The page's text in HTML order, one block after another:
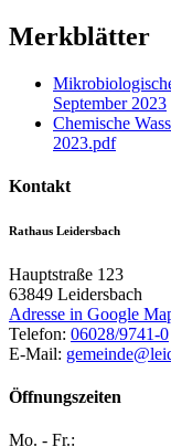
Merkblätter
September 2023
Chemische
2023.pdf
Kontakt
Rathaus Leidersbach
Hauptstraße 123
63849 Leidersbach
Adresse in Google
Telefon: 06028/9741-0
E-Mail:
Öffnungszeiten
Mo. - Fr.: